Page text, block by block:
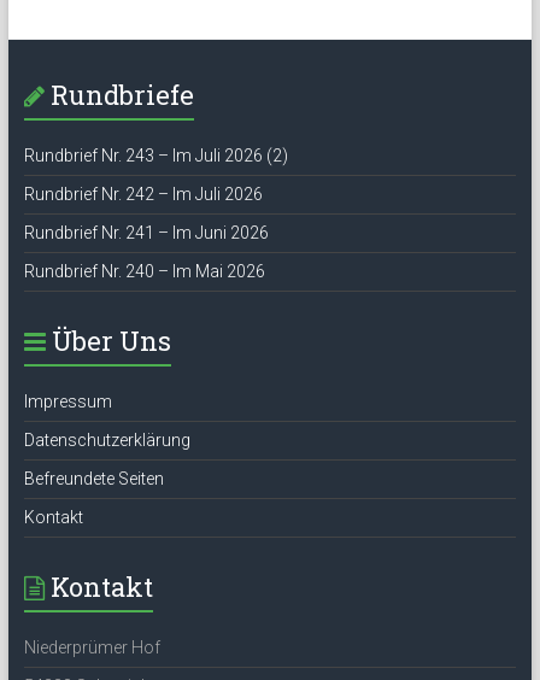
Rundbriefe
Rundbrief Nr. 243 – Im Juli 2026 (2)
Rundbrief Nr. 242 – Im Juli 2026
Rundbrief Nr. 241 – Im Juni 2026
Rundbrief Nr. 240 – Im Mai 2026
Über Uns
Impressum
Datenschutzerklärung
Befreundete Seiten
Kontakt
Kontakt
Niederprümer Hof